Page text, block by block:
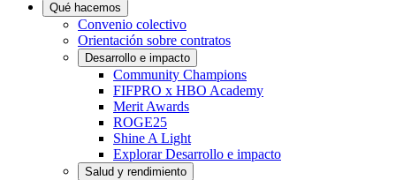
Qué hacemos
Convenio colectivo
Orientación sobre contratos
Desarrollo e impacto
Community Champions
FIFPRO x HBO Academy
Merit Awards
ROGE25
Shine A Light
Explorar Desarrollo e impacto
Salud y rendimiento